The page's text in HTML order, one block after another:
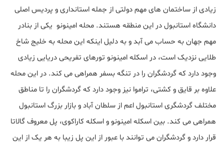
زیادی از ساختمان های مهم دولتی از جمله استانداری و پردیس اصلی
دانشگاه استانبول در این منطقه هستند. محله امینونو یکی از بنادر
مهم جهان به حساب می آبد و به دلیل اینکه این محله به خلیج شاخ
طلایی نزدیک است، در اسکله امینونو تورهای تفریحی دریایی زیادی
وجود دارد که گردشگران را در تنگه بسفر همراهی می کند. در این محله
علاوه بر قایق و کشتی، تراموا نیز وجود دارد که گردشگران را تا مناطق
مختلف گردشگری استانبول اعم از سلطان آباد و بازار بزرگ استانبول
همراهی می کند. بین اسکله امینونو و اسکله کاراکوی، پل معروف گالاتا
قرار دارد و گردشگران می توانند با عبور از این پل زیبا به هر یک از این